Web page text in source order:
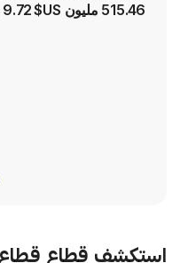
515.46 مليون US$ 9.72 مليون US$
استكشف قطاع